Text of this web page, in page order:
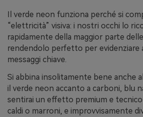
Il verde neon funziona perché si
“elettricità” visiva: i nostri occhi lo
rapidamente della maggior parte
rendendolo perfetto per evidenziare
messaggi chiave.
Si abbina insolitamente bene anche
il verde neon accanto a carboni, blu
sentirai un effetto premium e
caldi o marroni, e improvvisamente